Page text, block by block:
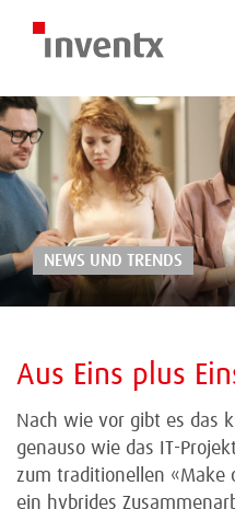
NEWS UND TRENDS
Aus Eins plus
Nach wie vor gibt es das
genauso wie das IT-
zum traditionellen «Make
ein hybrides